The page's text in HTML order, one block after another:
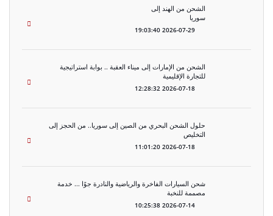
الشحن من الهند إلى
سوريا
2026-07-29 19:03:40
الشحن من الإمارات إلى ميناء العقبة .. بوابة استراتيجية
للتجارة الإقليمية
2026-07-18 12:28:32
حلول الشحن البحري من الصين إلى سوريا.. من الحجز إلى
التخليص
2026-07-18 11:01:20
شحن السيارات الفاخرة والرياضية والنادرة جوًا ... خدمة
مصممة للنخبة
2026-07-14 10:25:38